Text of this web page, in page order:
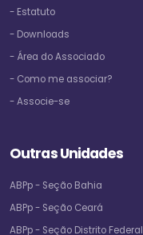
- Estatuto
- Downloads
- Área do Associado
- Como me associar?
- Associe-se
Outras Unidades
ABPp - Seção Bahia
ABPp - Seção Ceará
ABPp - Seção Distrito Federal